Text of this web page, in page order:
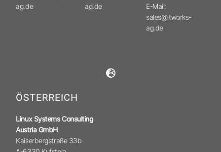
ag.de
ag.de
E-Mail:
sales@itworks-
ag.de
ÖSTERREICH
Linux Systems Consulting
Austria GmbH
Kaiserbergstraße 33b